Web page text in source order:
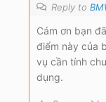
Reply to
Cám ơn bạn
điểm này của
vụ cần tính
dụng.